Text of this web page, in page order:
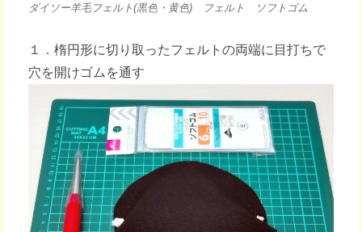
ダイソー羊毛フェルト(黒色・黄色) フェルト ソフトゴム
１．楕円形に切り取ったフェルトの両端に目打ちで
穴を開けゴムを通す